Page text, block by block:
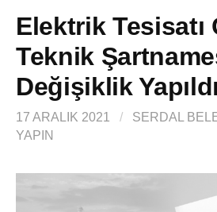
Elektrik Tesisatı
Teknik
Değişiklik Yapıldı
17 ARALIK 2021 / SERDAL
YAPIN